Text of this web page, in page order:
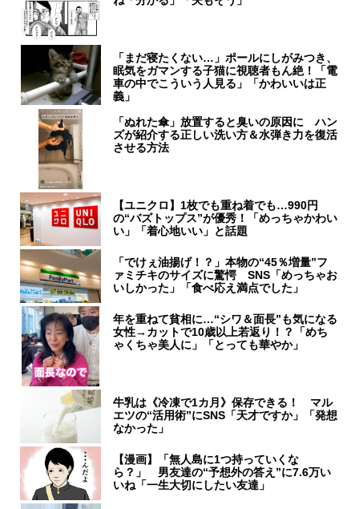
「まだ寝たくない…」ポールにしがみつき、
眠気をガマンする子猫に視聴者もん絶！「電
車の中でこういう人見る」「かわいいは正
義」
「ぬれた傘」放置すると臭いの原因に ハン
ズが紹介する正しい洗い方＆水弾き力を復活
させる方法
【ユニクロ】1枚でも重ね着でも…990円
の“バズトップス”が優秀！「めっちゃかわい
い」「着心地いい」と話題
「でけぇ油揚げ！？」本物の“45％増量”フ
ァミチキのサイズに驚愕 SNS「めっちゃお
いしかった」「食べ応え満点でした」
年を重ねて貧相に…“シワ＆面長”も気になる
女性→カットで10歳以上若返り！？「めち
ゃくちゃ美人に」「とっても華やか」
牛乳は《冷凍で1カ月》保存できる！ マル
エツの“活用術”にSNS「天才ですか」「発想
なかった」
【漫画】「無人島に1つ持っていくな
ら？」 男友達の“予想外の答え”に7.6万い
いね「一生大切にしたい友達」